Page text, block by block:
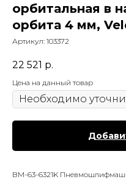
орбитальная в
орбита 4 мм,
Артикул: 103372
22 521 р.
Цена на данный товар
BM-63-6321K